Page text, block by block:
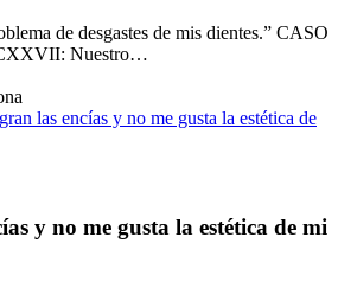
de desgastes de mis dientes.” CASO
Nuestro…
y no me gusta la estética de mi